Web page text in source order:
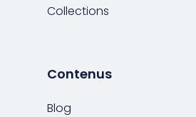
Collections
Contenus
Blog